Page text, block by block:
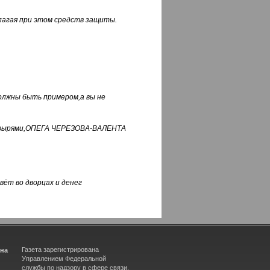
при этом средств защиты.
быть примером,а вы не
ЧЕРЕЗОВА-ВАЛЕНТА
во дворцах и денег
Газета зарегистрирована
Управлением Федеральной
службы по надзору в сфере связи,